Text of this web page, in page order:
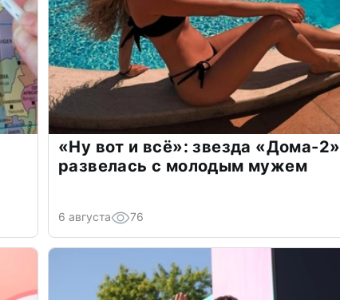
«Ну вот и всё»: звезда «Дома-2»
развелась с молодым мужем
6 августа 76